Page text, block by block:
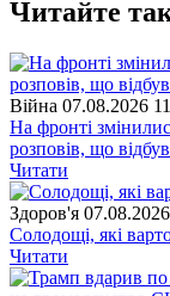
Читайте
Війна 07.08.2026
На фронті
розповів, що
Читати
Здоров'я
Солодощі, які
Читати